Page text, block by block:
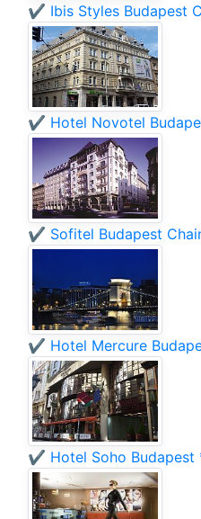
✔️ Ibis Styles Budapest
✔️ Hotel Novotel
✔️ Sofitel Budapest
✔️ Hotel Mercure
✔️ Hotel Soho Budapest